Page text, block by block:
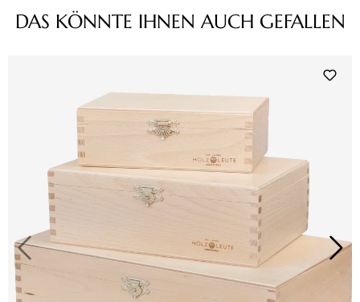
Produktgalerie überspringen
DAS KÖNNTE IHNEN AUCH GEFALLEN